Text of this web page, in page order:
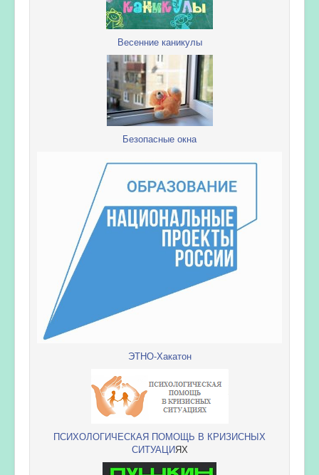
Весенние каникулы
Безопасные окна
ЭТНО-Хакатон
ПСИХОЛОГИЧЕСКАЯ ПОМОЩЬ В КРИЗИСНЫХ
СИТУАЦИЯХ